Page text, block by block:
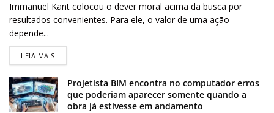
Immanuel Kant colocou o dever moral acima da busca por
resultados convenientes. Para ele, o valor de uma ação
depende...
LEIA MAIS
Projetista BIM encontra no computador erros
que poderiam aparecer somente quando a
obra já estivesse em andamento